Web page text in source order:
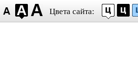
Цвета сайта: